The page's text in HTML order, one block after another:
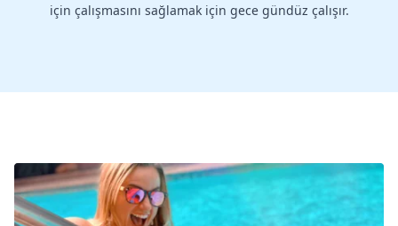
için çalışmasını sağlamak için gece gündüz çalışır.